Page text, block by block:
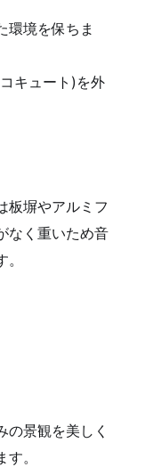
環境を保ちま
キュート)を外
板塀やアルミフ
なく重いため音
の景観を美しく
。